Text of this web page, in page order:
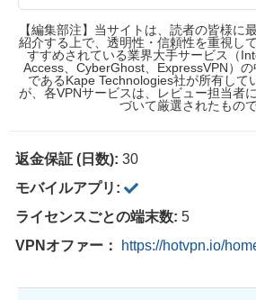
【編集部注】当サイトは、読者の皆様に
紹介する上で、透明性・信頼性を重視し
すすめされている業界大手サービス（
Access、CyberGhost、ExpressVPN）
であるKape Technologies社が所有して
が、各VPNサービスは、レビュー担当者
づいて厳選されたもので
返金保証 (日数): 30
モバイルアプリ:
ライセンスごとの端末数: 5
VPNオファー：
https://hotvpn.io/